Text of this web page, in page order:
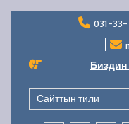
031-
Биздин
Сайттын тили